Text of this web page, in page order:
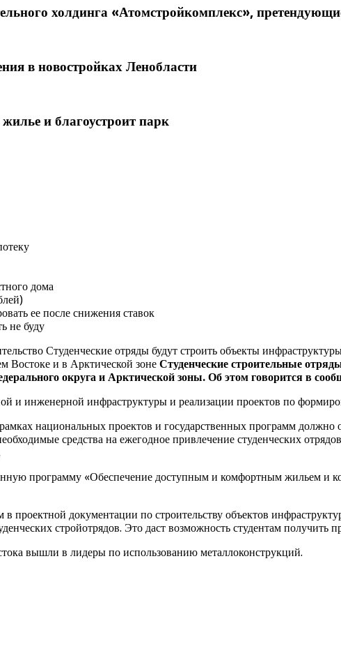
холдинга «Атомстройкомплекс»,
в новостройках Ленобласти
и благоустроит парк
дома
ее после снижения ставок
не буду
Студенческие отряды будут строить объекты
Востоке и в Арктической зоне Студенческие строительные
округа и Арктической зоны. Об этом говорится в
и инженерной инфраструктуры и реализации проектов по
национальных проектов и государственных программ должно
средства на ежегодное привлечение студенческих
программу «Обеспечение доступным и комфортным жильем и
проектной документации по строительству объектов
стройотрядов. Это даст возможность студентам
вышли в лидеры по использованию металлоконструкций.